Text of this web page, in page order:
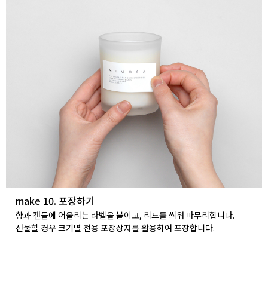
make 10. 포장하기
향과 캔들에 어울리는 라벨을 붙이고, 리드를 씌워 마무리합니다.
선물할 경우 크기별 전용 포장상자를 활용하여 포장합니다.